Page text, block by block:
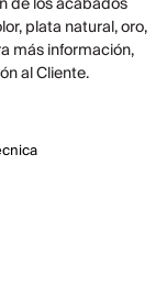
plata natural, oro,
más información,
al Cliente.